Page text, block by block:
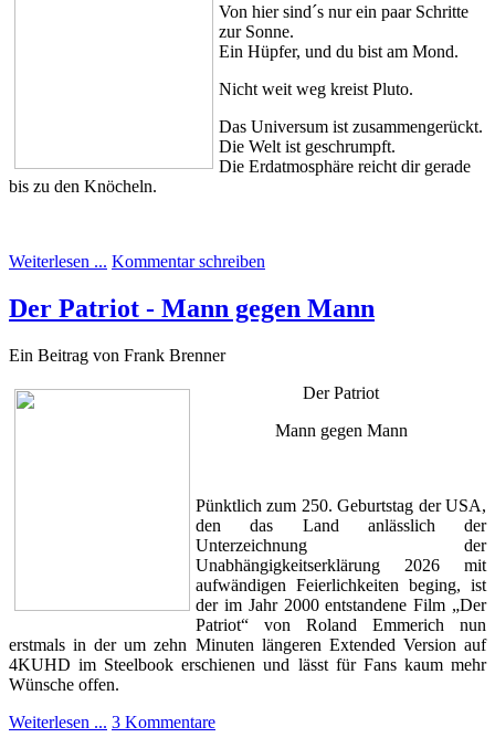
Von hier sind´s nur ein paar Schritte
zur Sonne.
Ein Hüpfer, und du bist am Mond.
Nicht weit weg kreist Pluto.
Das Universum ist zusammengerückt.
Die Welt ist geschrumpft.
Die Erdatmosphäre reicht dir gerade
bis zu den Knöcheln.
Weiterlesen ... Kommentar schreiben
Der Patriot - Mann gegen Mann
Ein Beitrag von Frank Brenner
Der Patriot
Mann gegen Mann
Pünktlich zum 250. Geburtstag der USA,
den das Land anlässlich der
Unterzeichnung der
Unabhängigkeitserklärung 2026 mit
aufwändigen Feierlichkeiten beging, ist
der im Jahr 2000 entstandene Film „Der
Patriot“ von Roland Emmerich nun
erstmals in der um zehn Minuten längeren Extended Version auf
4KUHD im Steelbook erschienen und lässt für Fans kaum mehr
Wünsche offen.
Weiterlesen ... 3 Kommentare